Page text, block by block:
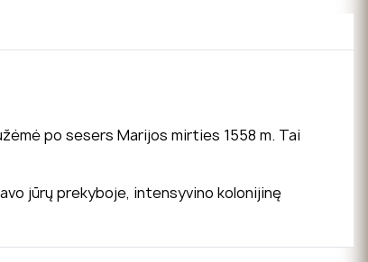
po sesers Marijos mirties 1558 m. Tai
jūrų prekyboje, intensyvino kolonijinę